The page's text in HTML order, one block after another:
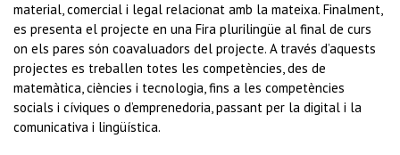
material, comercial i legal relacionat amb la mateixa. Finalment,
es presenta el projecte en una Fira plurilingüe al final de curs
on els pares són coavaluadors del projecte. A través d’aquests
projectes es treballen totes les competències, des de
matemàtica, ciències i tecnologia, fins a les competències
socials i cíviques o d’emprenedoria, passant per la digital i la
comunicativa i lingüística.